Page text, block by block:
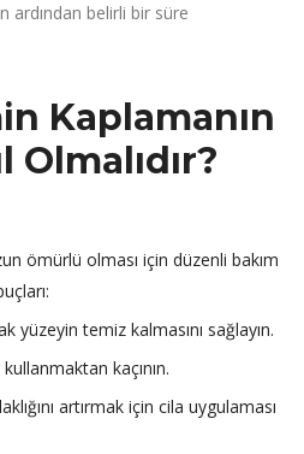
ardından belirli bir süre
Kaplamanın
Olmalıdır?
ömürlü olması için düzenli bakım
yüzeyin temiz kalmasını sağlayın.
kullanmaktan kaçının.
artırmak için cila uygulaması